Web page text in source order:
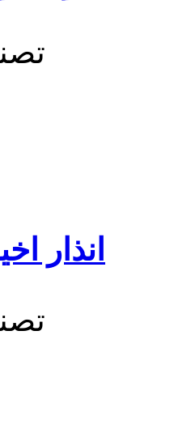
انذار اخير 5 يونيو